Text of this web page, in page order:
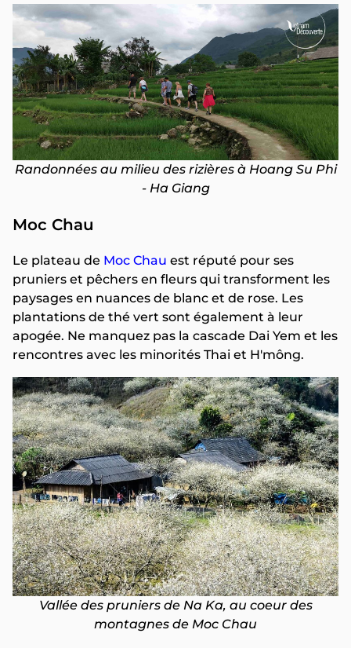
Randonnées au milieu des rizières à Hoang Su Phi
- Ha Giang
Moc Chau
Le plateau de Moc Chau est réputé pour ses
pruniers et pêchers en fleurs qui transforment les
paysages en nuances de blanc et de rose. Les
plantations de thé vert sont également à leur
apogée. Ne manquez pas la cascade Dai Yem et les
rencontres avec les minorités Thai et H'mông.
Vallée des pruniers de Na Ka, au coeur des
montagnes de Moc Chau